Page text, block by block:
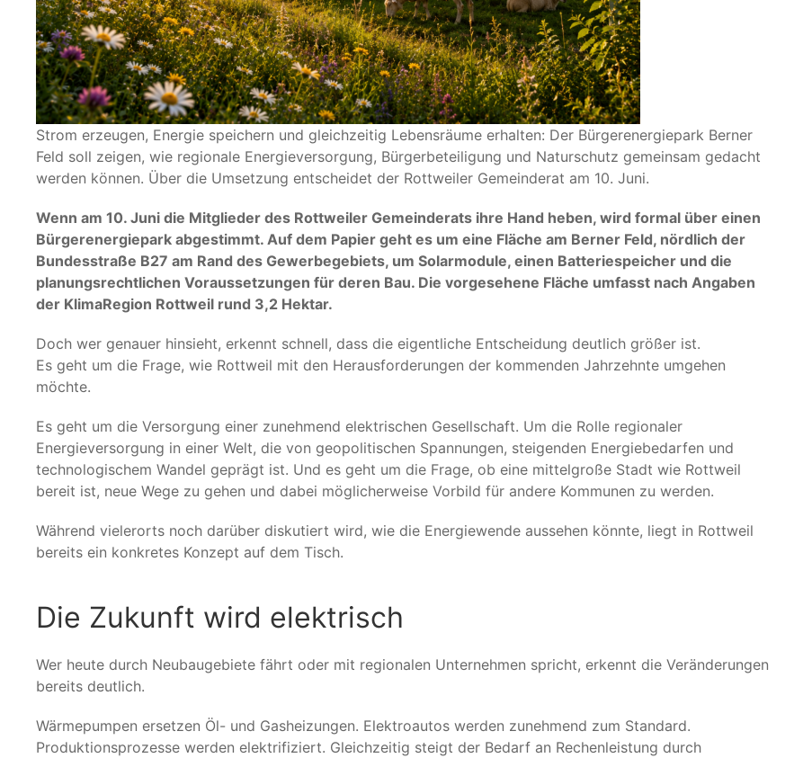
Strom erzeugen, Energie speichern und gleichzeitig Lebensräume erhalten: Der Bürgerenergiepark Berner
Feld soll zeigen, wie regionale Energieversorgung, Bürgerbeteiligung und Naturschutz gemeinsam gedacht
werden können. Über die Umsetzung entscheidet der Rottweiler Gemeinderat am 10. Juni.
Wenn am 10. Juni die Mitglieder des Rottweiler Gemeinderats ihre Hand heben, wird formal über einen
Bürgerenergiepark abgestimmt. Auf dem Papier geht es um eine Fläche am Berner Feld, nördlich der
Bundesstraße B27 am Rand des Gewerbegebiets, um Solarmodule, einen Batteriespeicher und die
planungsrechtlichen Voraussetzungen für deren Bau. Die vorgesehene Fläche umfasst nach Angaben
der KlimaRegion Rottweil rund 3,2 Hektar.
Doch wer genauer hinsieht, erkennt schnell, dass die eigentliche Entscheidung deutlich größer ist.
Es geht um die Frage, wie Rottweil mit den Herausforderungen der kommenden Jahrzehnte umgehen
möchte.
Es geht um die Versorgung einer zunehmend elektrischen Gesellschaft. Um die Rolle regionaler
Energieversorgung in einer Welt, die von geopolitischen Spannungen, steigenden Energiebedarfen und
technologischem Wandel geprägt ist. Und es geht um die Frage, ob eine mittelgroße Stadt wie Rottweil
bereit ist, neue Wege zu gehen und dabei möglicherweise Vorbild für andere Kommunen zu werden.
Während vielerorts noch darüber diskutiert wird, wie die Energiewende aussehen könnte, liegt in Rottweil
bereits ein konkretes Konzept auf dem Tisch.
Die Zukunft wird elektrisch
Wer heute durch Neubaugebiete fährt oder mit regionalen Unternehmen spricht, erkennt die Veränderungen
bereits deutlich.
Wärmepumpen ersetzen Öl- und Gasheizungen. Elektroautos werden zunehmend zum Standard.
Produktionsprozesse werden elektrifiziert. Gleichzeitig steigt der Bedarf an Rechenleistung durch